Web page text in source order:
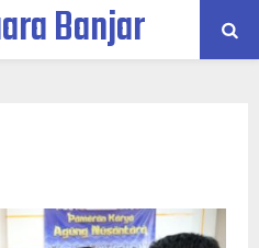
Banjar